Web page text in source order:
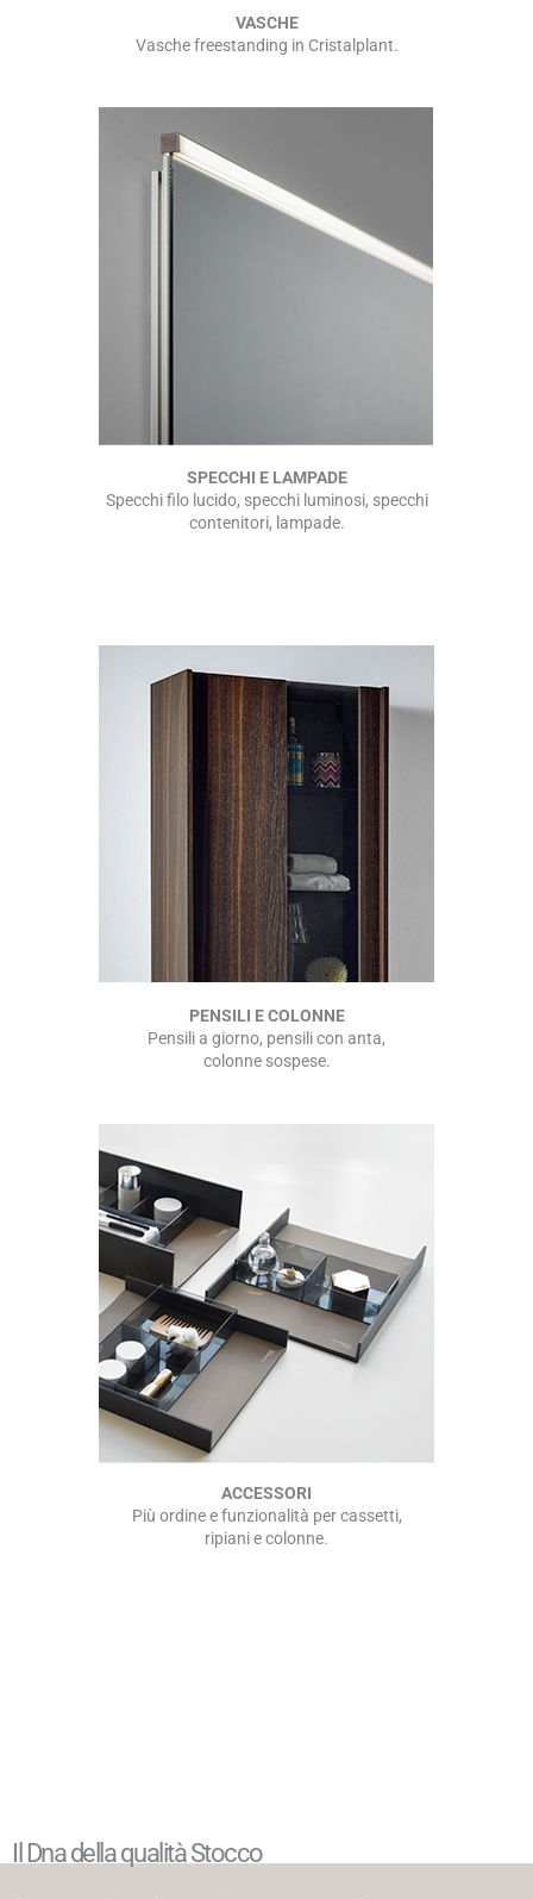
VASCHE
Vasche freestanding in Cristalplant.
SPECCHI E LAMPADE
Specchi filo lucido, specchi luminosi, specchi
contenitori, lampade.
PENSILI E COLONNE
Pensili a giorno, pensili con anta,
colonne sospese.
ACCESSORI
Più ordine e funzionalità per cassetti,
ripiani e colonne.
Il Dna della qualità Stocco